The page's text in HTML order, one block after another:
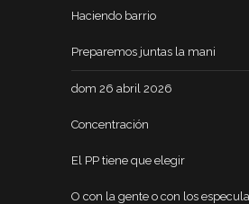
Haciendo barrio
Preparemos juntas la mani
dom 26 abril 2026
Concentración
El PP tiene que elegir
O con la gente o con los